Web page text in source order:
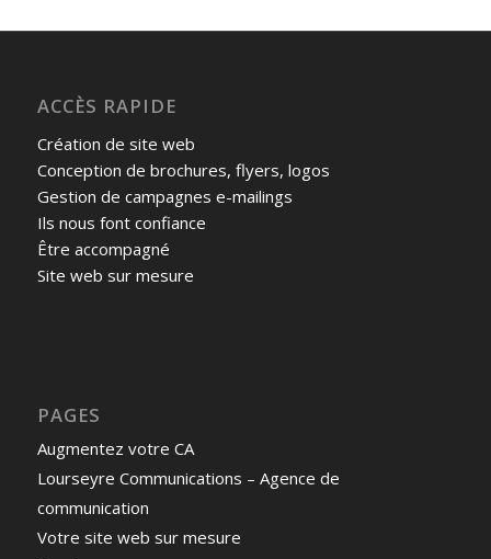
ACCÈS RAPIDE
Création de site web
Conception de brochures, flyers, logos
Gestion de campagnes e-mailings
Ils nous font confiance
Être accompagné
Site web sur mesure
PAGES
Augmentez votre CA
Lourseyre Communications – Agence de
communication
Votre site web sur mesure